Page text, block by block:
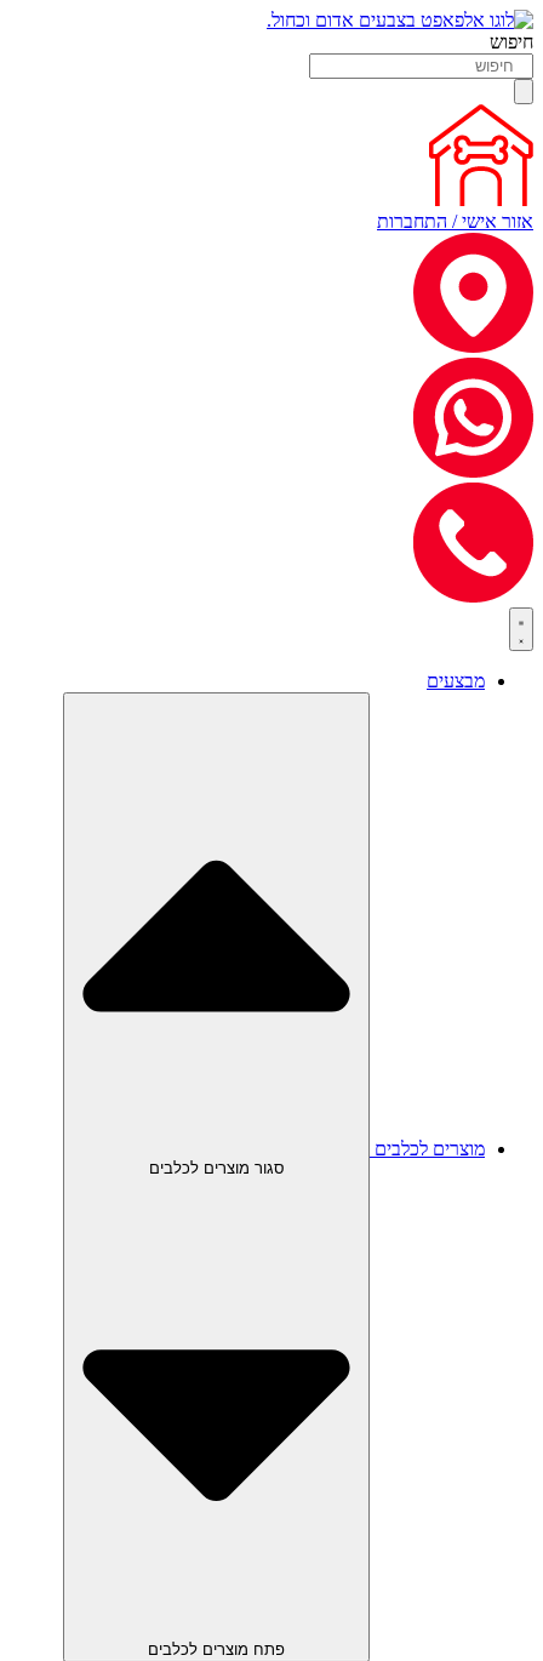
חיפוש
אזור אישי / התחברות
מבצעים
מוצרים לכלבים
סגור מוצרים לכלבים
פתח מוצרים לכלבים